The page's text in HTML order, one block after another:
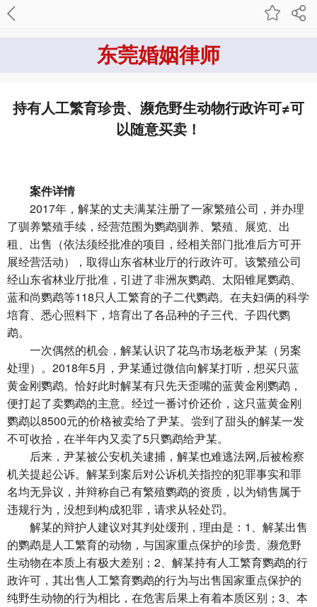
东莞婚姻律师
持有人工繁育珍贵、濒危野生动物行政许可≠可
以随意买卖！
案件详情
2017年，解某的丈夫满某注册了一家繁殖公司，并办理
了驯养繁殖手续，经营范围为鹦鹉驯养、繁殖、展览、出
租、出售（依法须经批准的项目，经相关部门批准后方可开
展经营活动），取得山东省林业厅的行政许可。该繁殖公司
经山东省林业厅批准，引进了非洲灰鹦鹉、太阳锥尾鹦鹉、
蓝和尚鹦鹉等118只人工繁育的子二代鹦鹉。在夫妇俩的科学
培育、悉心照料下，培育出了各品种的子三代、子四代鹦
鹉。
一次偶然的机会，解某认识了花鸟市场老板尹某（另案
处理）。2018年5月，尹某通过微信向解某打听，想买只蓝
黄金刚鹦鹉。恰好此时解某有只先天歪嘴的蓝黄金刚鹦鹉，
便打起了卖鹦鹉的主意。经过一番讨价还价，这只蓝黄金刚
鹦鹉以8500元的价格被卖给了尹某。尝到了甜头的解某一发
不可收拾，在半年内又卖了5只鹦鹉给尹某。
后来，尹某被公安机关逮捕，解某也难逃法网,后被检察
机关提起公诉。解某到案后对公诉机关指控的犯罪事实和罪
名均无异议，并辩称自己有繁殖鹦鹉的资质，以为销售属于
违规行为，没想到构成犯罪，请求从轻处罚。
解某的辩护人建议对其判处缓刑，理由是：1、解某出售
的鹦鹉是人工繁育的动物，与国家重点保护的珍贵、濒危野
生动物在本质上有极大差别；2、解某持有人工繁育鹦鹉的行
政许可，其出售人工繁育鹦鹉的行为与出售国家重点保护的
纯野生动物的行为相比，在危害后果上有着本质区别；3、本